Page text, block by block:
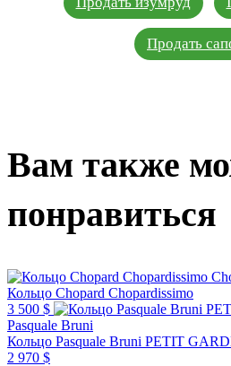
Продать
Вам также
понравиться
Кольцо Chopard Chopardissimo
3 500 $
Pasquale Bruni
Кольцо Pasquale Bruni PETIT
2 970 $